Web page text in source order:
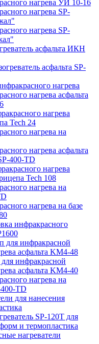
нагрева УИ 10-16
нагрева SP-
нагрева SP-
асфальта ИКН
асфальта SP-
нагрева
нагрева асфальта
нагрева
Tech 24
нагрева на
нагрева асфальта
400-TD
нагрева
Tech 108
нагрева на
нагрева на базе
инфракрасного
для инфракрасной
асфальта KM4-48
инфракрасной
асфальта KM4-40
нагрева на
TD
для нанесения
SP-120T для
и термопластика
нагреватели